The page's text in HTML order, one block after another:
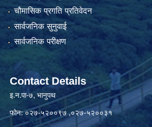
चौमासिक प्रगति प्रतिवेदन
सार्वजनिक सुनुवाई
सार्वजनिक परीक्षण
Contact Details
इ.न.पा-७, भानुपथ
फोन: ०२७-५२००९७ ,०२७-५२००३१